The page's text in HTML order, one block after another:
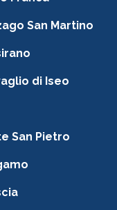
San Martino
di Iseo
San Pietro